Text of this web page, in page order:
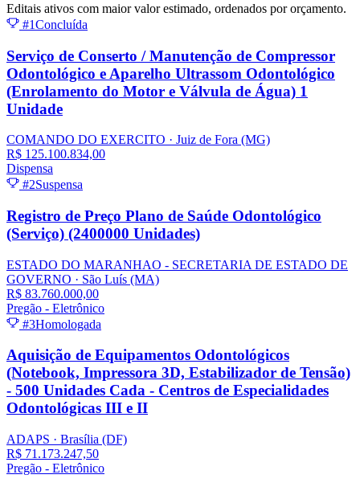
Editais ativos com maior valor estimado, ordenados por orçamento.
#1Concluída
Serviço de Conserto / Manutenção de Compressor
Odontológico e Aparelho Ultrassom Odontológico
(Enrolamento do Motor e Válvula de Água) 1
Unidade
COMANDO DO EXERCITO · Juiz de Fora (MG)
R$ 125.100.834,00
Dispensa
#2Suspensa
Registro de Preço Plano de Saúde Odontológico
(Serviço) (2400000 Unidades)
ESTADO DO MARANHAO - SECRETARIA DE ESTADO DE
GOVERNO · São Luís (MA)
R$ 83.760.000,00
Pregão - Eletrônico
#3Homologada
Aquisição de Equipamentos Odontológicos
(Notebook, Impressora 3D, Estabilizador de Tensão)
- 500 Unidades Cada - Centros de Especialidades
Odontológicas III e II
ADAPS · Brasília (DF)
R$ 71.173.247,50
Pregão - Eletrônico